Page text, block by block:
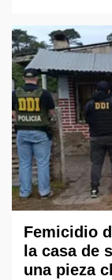
Femicidio
la casa de
una pieza